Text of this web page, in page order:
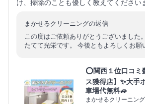
け、掃除のことも優しく教えてください
まかせるクリーニングの返信
この度はご依頼ありがとうございました
たてて光栄です。 今後ともよろしくお願
⭕関西１位口コミ
ス獲得店】✨大
車場代無料🚙
まかせるクリーニング